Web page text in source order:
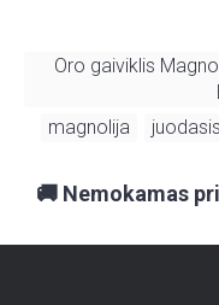
Oro gaiviklis
magnolija juodasis
🚚 Nemokamas